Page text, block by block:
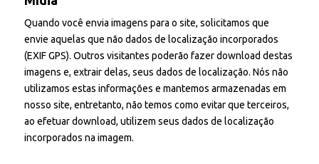
Quando você envia imagens para o site, solicitamos que
envie aquelas que não dados de localização incorporados
(EXIF GPS). Outros visitantes poderão fazer download destas
imagens e, extrair delas, seus dados de localização. Nós não
utilizamos estas informações e mantemos armazenadas em
nosso site, entretanto, não temos como evitar que terceiros,
ao efetuar download, utilizem seus dados de localização
incorporados na imagem.